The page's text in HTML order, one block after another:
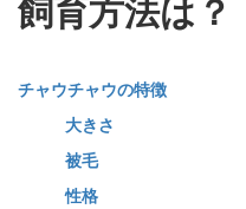
チャウチャウの特徴
大きさ
被毛
性格